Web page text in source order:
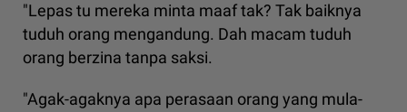
"Lepas tu mereka minta maaf tak? Tak baiknya
tuduh orang mengandung. Dah macam tuduh
orang berzina tanpa saksi.
"Agak-agaknya apa perasaan orang yang mula-